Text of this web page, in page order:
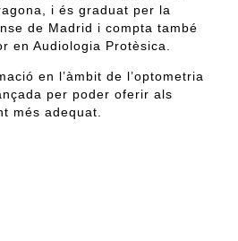
i és graduat per la
de Madrid i compta també
en Audiologia Protèsica.
en l’àmbit de l’optometria
per poder oferir als
més adequat